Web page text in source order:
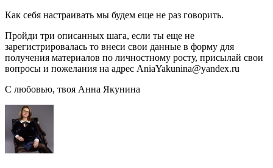
Как себя настраивать мы будем еще не раз говорить.
Пройди три описанных шага, если ты еще не
зарегистрировалась то внеси свои данные в форму для
получения материалов по личностному росту, присылай свои
вопросы и пожелания на адрес AniaYakunina@yandex.ru
С любовью, твоя Анна Якунина